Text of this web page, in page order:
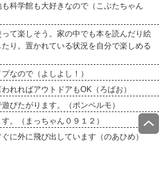
学館も大好きなので（こぶたちゃん
て楽しそう。家の中でも本を読んだり絵
り。置かれている状況を自分で楽しめる
なので（よしよし！）
れればアウトドアもOK（ろばお）
びたがります。（ポンペルモ）
。（まっちゃん０９１２）
に外に飛び出しています（のあひめ）